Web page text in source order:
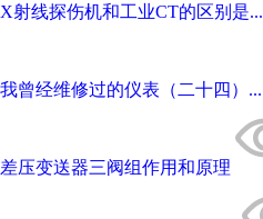
X射线探伤机和工业CT的区别是...
我曾经维修过的仪表（二十四）...
差压变送器三阀组作用和原理